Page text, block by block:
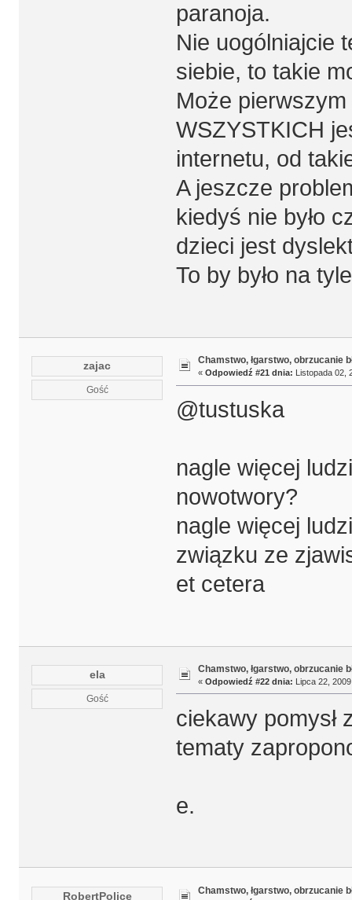
paranoja.
Nie uogólniajcie
siebie, to takie
Może
WSZYSTKICH
internetu, od
A jeszcze
kiedyś nie było
dzieci jest
To by było na
zajac
Gość
Chamstwo, łgarstwo, obrzucanie
« Odpowiedź #21 dnia: Listopada 02,
@tustuska
nagle więcej
nowotwory?
nagle więcej
związku ze
et cetera
ela
Gość
Chamstwo, łgarstwo, obrzucanie
« Odpowiedź #22 dnia: Lipca 22,
ciekawy pomysł
tematy
e.
RobertPolice Chamstwo, łgarstwo, obrzucanie